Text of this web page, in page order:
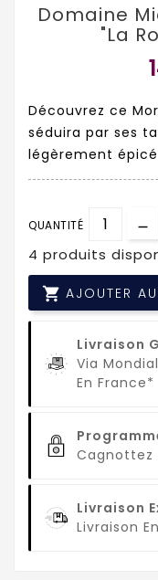
Domaine
"La
Découvrez ce
séduira par ses
légèrement
QUANTITÉ
4 produits
 AJOUTER
Livraison
Via
En France*
Cagnottez
Livraison
Livraison